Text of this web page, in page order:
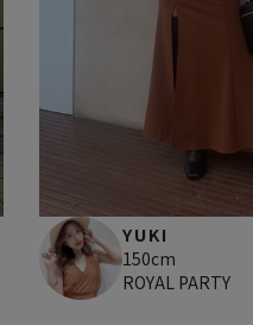
YUKI
150cm
ROYAL PARTY